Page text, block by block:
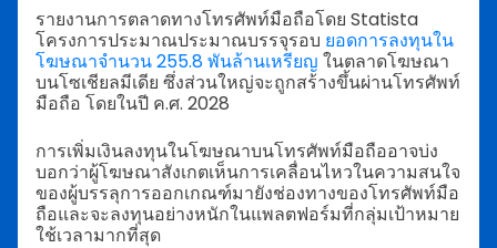
รายงานการตลาดทางโทรศัพท์มือถือโดย Statista
โครงการประมาณประมาณบรรจุรอบ ยอดการลงทุนใน
โฆษณาจำนวน 255.8 พันล้านเหรียญ ในตลาดโฆษณา
บนโซเชียลมีเดีย ซึ่งส่วนใหญ่จะถูกสร้างขึ้นผ่านโทรศัพท์
มือถือ โดยในปี ค.ศ. 2028
การเพิ่มเงินลงทุนในโฆษณาบนโทรศัพท์มือถืออาจบ่ง
บอกว่าผู้โฆษณาสังเกตเห็นการเคลื่อนไหวในความสนใจ
ของผู้บรรลุการออกเกณฑ์มายังช่องทางของโทรศัพท์มือ
ถือและจะลงทุนอย่างหนักในแพลตฟอร์มที่กลุ่มเป้าหมาย
ใช้เวลามากที่สุด